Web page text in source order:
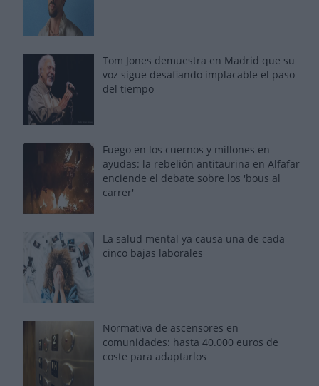
Tom Jones demuestra en Madrid que su
voz sigue desafiando implacable el paso
del tiempo
Fuego en los cuernos y millones en
ayudas: la rebelión antitaurina en Alfafar
enciende el debate sobre los 'bous al
carrer'
La salud mental ya causa una de cada
cinco bajas laborales
Normativa de ascensores en
comunidades: hasta 40.000 euros de
coste para adaptarlos